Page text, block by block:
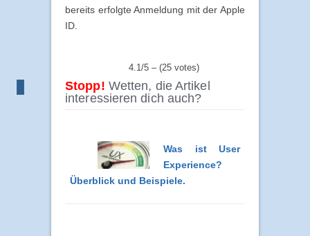
bereits erfolgte Anmeldung mit der Apple
ID.
4.1/5 – (25 votes)
Stopp! Wetten, die Artikel
interessieren dich auch?
Was ist User
Experience?
Überblick und Beispiele.